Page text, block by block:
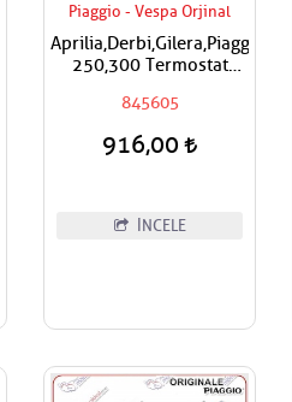
Piaggio - Vespa Orjinal
250,300 Termostat
845605
916,00
İNCELE